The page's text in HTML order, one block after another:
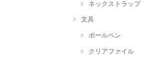
ネックストラップ
文具
ボールペン
クリアファイル